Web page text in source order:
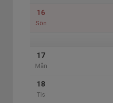
16
Sön
17
Mån
18
Tis